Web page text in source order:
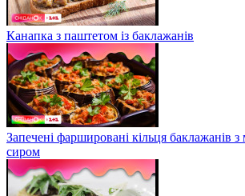
Канапка з паштетом із баклажанів
Запечені фаршировані кільця баклажанів
сиром